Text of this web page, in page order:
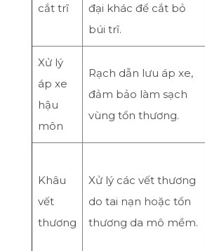
cắt trĩ
đại khác để cắt bỏ
búi trĩ.
Xử lý
áp xe
hậu
môn
Rạch dẫn lưu áp xe,
đảm bảo làm sạch
vùng tổn thương.
Khâu
vết
thương
Xử lý các vết thương
do tai nạn hoặc tổn
thương da mô mềm.